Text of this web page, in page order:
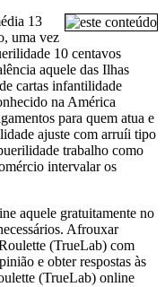
13
uma vez
10 centavos
aquele das Ilhas
cartas infantilidade
na América
para quem atua e
ajuste com arruíi tipo
trabalho como
intervalar os
aquele gratuitamente no
Afrouxar
(TrueLab) com
e obter respostas às
(TrueLab) online